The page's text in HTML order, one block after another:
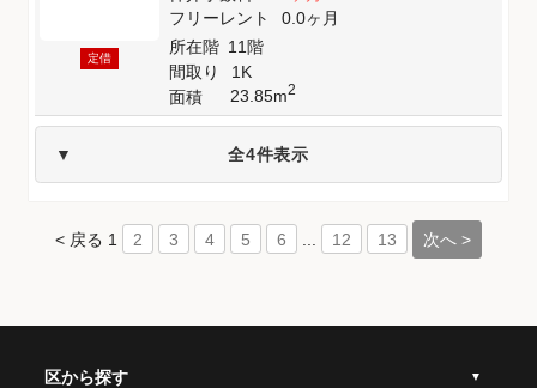
定借
フリーレント
0.0ヶ月
所在階 11階
間取り
1K
面積
23.85m2
全4件表示
< 戻る 1 2 3 4 5 6 12 13 次へ >
区から探す